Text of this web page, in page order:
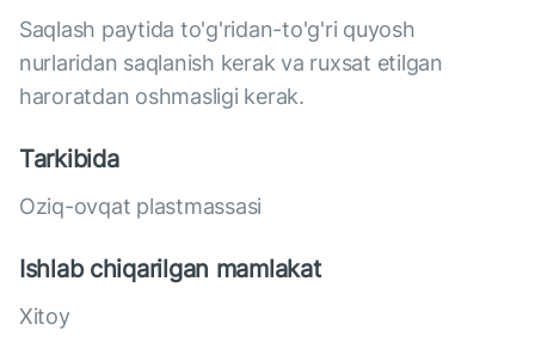
Saqlash paytida to'g'ridan-to'g'ri quyosh
nurlaridan saqlanish kerak va ruxsat etilgan
haroratdan oshmasligi kerak.
Tarkibida
Oziq-ovqat plastmassasi
Ishlab chiqarilgan mamlakat
Xitoy